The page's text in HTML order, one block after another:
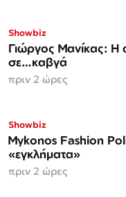
Showbiz
Γιώργος Μανίκας: Η
σε…καβγά
πριν 2 ώρες
Showbiz
Mykonos Fashion
«εγκλήματα»
πριν 2 ώρες